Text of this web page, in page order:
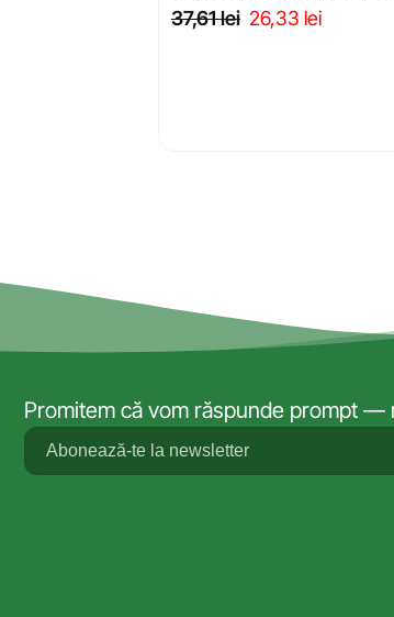
37,61lei 26,33 lei
Promitem că vom răspunde prompt —